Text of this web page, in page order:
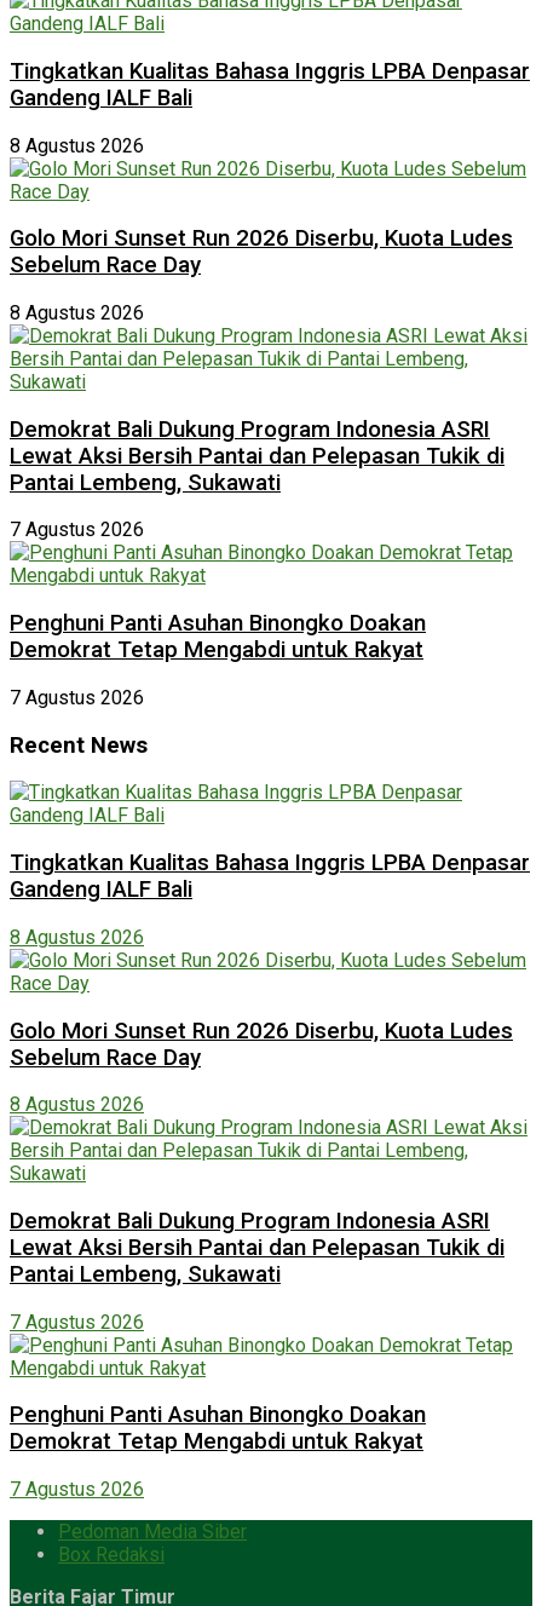
Tingkatkan Kualitas Bahasa Inggris LPBA Denpasar
Gandeng IALF Bali
8 Agustus 2026
Golo Mori Sunset Run 2026 Diserbu, Kuota Ludes
Sebelum Race Day
8 Agustus 2026
Demokrat Bali Dukung Program Indonesia ASRI
Lewat Aksi Bersih Pantai dan Pelepasan Tukik di
Pantai Lembeng, Sukawati
7 Agustus 2026
Penghuni Panti Asuhan Binongko Doakan
Demokrat Tetap Mengabdi untuk Rakyat
7 Agustus 2026
Recent News
Tingkatkan Kualitas Bahasa Inggris LPBA Denpasar
Gandeng IALF Bali
8 Agustus 2026
Golo Mori Sunset Run 2026 Diserbu, Kuota Ludes
Sebelum Race Day
8 Agustus 2026
Demokrat Bali Dukung Program Indonesia ASRI
Lewat Aksi Bersih Pantai dan Pelepasan Tukik di
Pantai Lembeng, Sukawati
7 Agustus 2026
Penghuni Panti Asuhan Binongko Doakan
Demokrat Tetap Mengabdi untuk Rakyat
7 Agustus 2026
Pedoman Media Siber
Box Redaksi
Berita Fajar Timur